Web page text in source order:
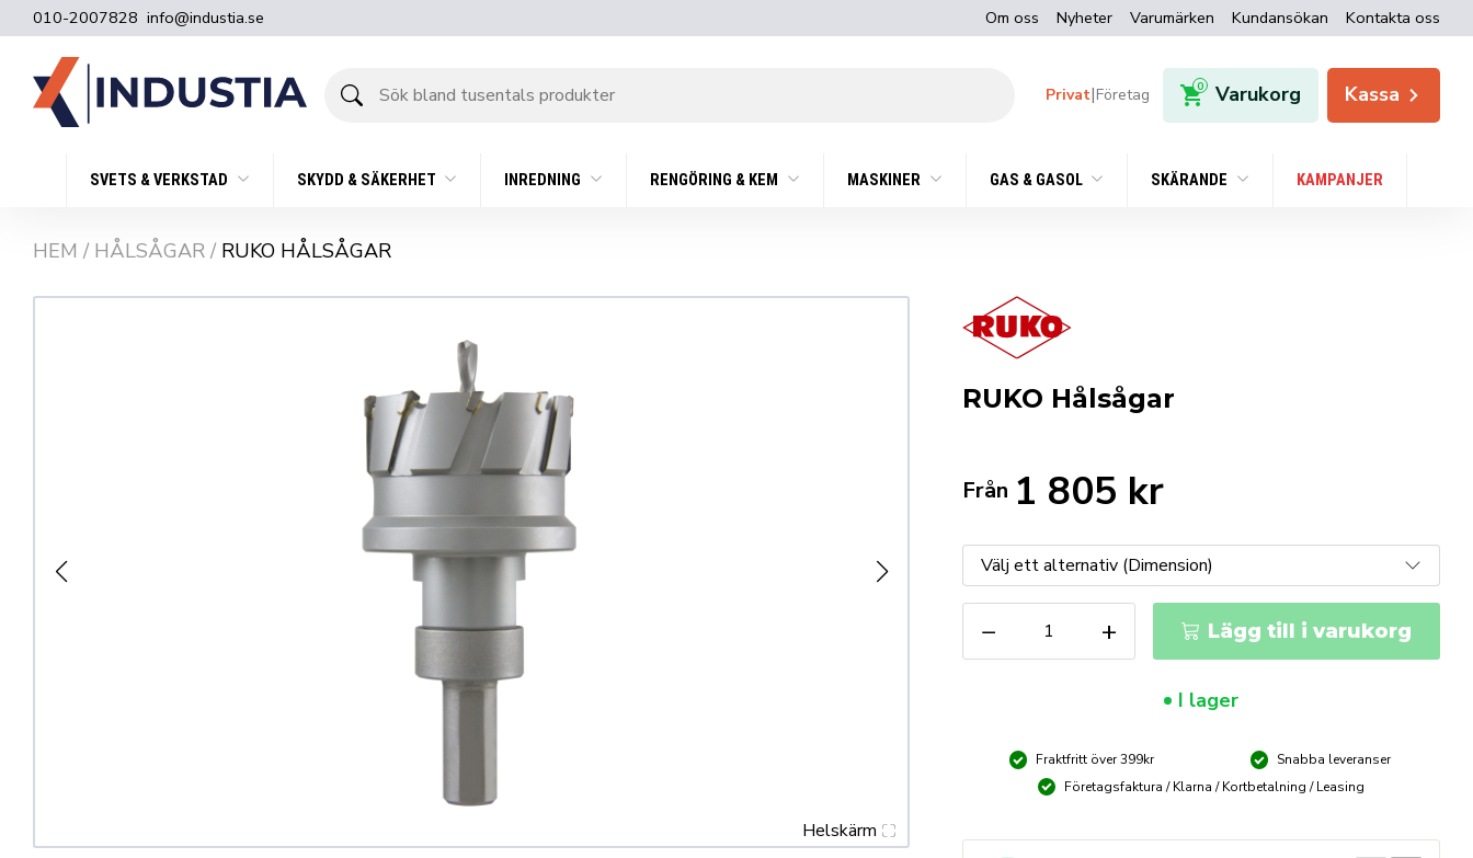
010-2007828 info@industia.se Om oss Nyheter Varumärken Kundansökan Kontakta oss
bland
Privat|Företag 0 Varukorg Kassa
SVETS & VERKSTAD SKYDD & SÄKERHET INREDNING RENGÖRING & KEM MASKINER GAS & GASOL SKÄRANDE KAMPANJER
HEM / HÅLSÅGAR / RUKO HÅLSÅGAR
Helskärm
RUKO Hålsågar
Från 1 805 kr
−
Hålsågar
mängd
+ Lägg till i varukorg
I lager
Fraktfritt över 399kr
Snabba leveranser
Företagsfaktura / Klarna / Kortbetalning / Leasing